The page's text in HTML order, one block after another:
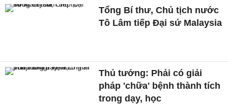
Tổng Bí thư, Chủ tịch nước
Tô Lâm tiếp Đại sứ Malaysia
Thủ tướng: Phải có giải
pháp 'chữa' bệnh thành tích
trong dạy, học